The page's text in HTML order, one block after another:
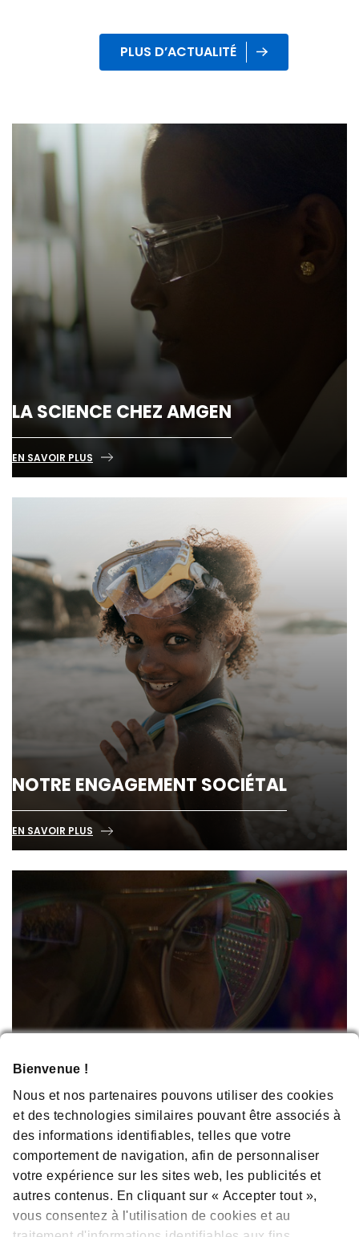
Bienvenue !
Nous et nos partenaires pouvons utiliser des cookies
et des technologies similaires pouvant être associés à
des informations identifiables, telles que votre
comportement de navigation, afin de personnaliser
votre expérience sur les sites web, les publicités et
autres contenus. En cliquant sur « Accepter tout »,
vous consentez à l'utilisation de cookies et au
PLUS D’ACTUALITÉ
LA SCIENCE CHEZ AMGEN
EN SAVOIR PLUS
NOTRE ENGAGEMENT SOCIÉTAL
EN SAVOIR PLUS
VOTRE CARRIÈRE CHEZ AMGEN
EN SAVOIR PLUS